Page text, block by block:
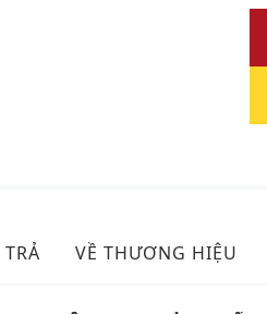
VỀ THƯƠNG HIỆU